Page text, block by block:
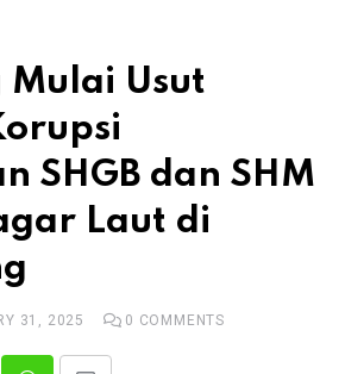
Mulai Usut
SHGB dan SHM
Laut di
31, 2025 0 COMMENTS